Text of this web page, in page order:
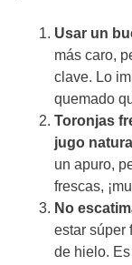
Usar un
más caro,
clave. Lo
quemado
Toronjas
jugo
un apuro,
frescas,
No
estar súper
de hielo.